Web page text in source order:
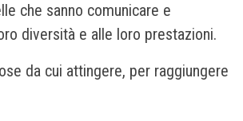
che sanno comunicare e
diversità e alle loro prestazioni.
da cui attingere, per raggiungere